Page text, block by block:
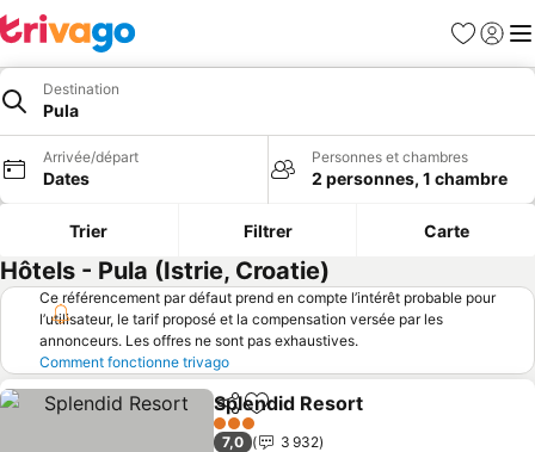
Favoris
Se
Destination
Pula
Arrivée/départ
Dates
Personnes et chambres
2 personnes, 1 chambre
Trier Filtrer Carte
Hôtels - Pula (Istrie, Croatie)
Ce référencement par défaut prend en compte l’intérêt probable pour
l’utilisateur, le tarif proposé et la compensation versée par les
annonceurs. Les offres ne sont pas exhaustives.
Comment fonctionne trivago
PartagerAjouter à mes favoris
Splendid Resort
3 Étoiles
7,0
3 932